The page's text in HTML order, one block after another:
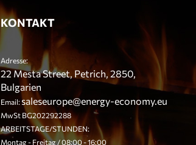
KONTAKT
Adresse:
22 Mesta Street, Petrich, 2850,
Bulgarien
Email:saleseurope@energy-economy.eu
MwSt BG202292288
ARBEITSTAGE/STUNDEN:
Montag - Freitag / 08:00 - 16:00